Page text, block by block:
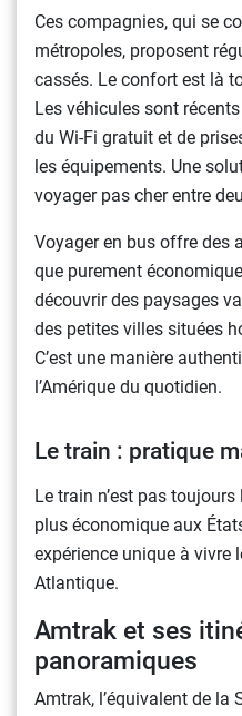
Ces compagnies, qui se
métropoles, proposent
cassés. Le confort est là
Les véhicules sont
du Wi-Fi gratuit et de
les équipements. Une
voyager pas cher entre
Voyager en bus offre des
que purement
découvrir des paysages
des petites villes situées
C’est une manière
l’Amérique du quotidien.
Le train : pratique
Le train n’est pas
plus économique aux
expérience unique à vivre
Atlantique.
Amtrak et ses
panoramiques
Amtrak, l’équivalent de la